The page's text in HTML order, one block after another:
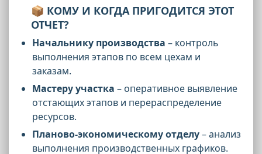
📦 КОМУ И КОГДА ПРИГОДИТСЯ ЭТОТ
ОТЧЕТ?
Начальнику производства – контроль
выполнения этапов по всем цехам и
заказам.
Мастеру участка – оперативное выявление
отстающих этапов и перераспределение
ресурсов.
Планово-экономическому отделу– анализ
выполнения производственных графиков.